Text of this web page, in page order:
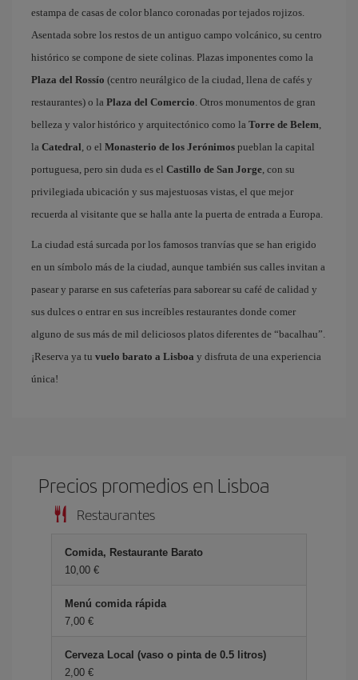
estampa de casas de color blanco coronadas por tejados rojizos.
Asentada sobre los restos de un antiguo campo volcánico, su centro
histórico se compone de siete colinas. Plazas imponentes como la
Plaza del Rossío (centro neurálgico de la ciudad, llena de cafés y
restaurantes) o la Plaza del Comercio. Otros monumentos de gran
belleza y valor histórico y arquitectónico como la Torre de Belem,
la Catedral, o el Monasterio de los Jerónimos pueblan la capital
portuguesa, pero sin duda es el Castillo de San Jorge, con su
privilegiada ubicación y sus majestuosas vistas, el que mejor
recuerda al visitante que se halla ante la puerta de entrada a Europa.
La ciudad está surcada por los famosos tranvías que se han erigido
en un símbolo más de la ciudad, aunque también sus calles invitan a
pasear y pararse en sus cafeterías para saborear su café de calidad y
sus dulces o entrar en sus increíbles restaurantes donde comer
alguno de sus más de mil deliciosos platos diferentes de “bacalhau”.
¡Reserva ya tu vuelo barato a Lisboa y disfruta de una experiencia
única!
Precios promedios en Lisboa
Restaurantes
Comida, Restaurante Barato
10,00 €
Menú comida rápida
7,00 €
Cerveza Local (vaso o pinta de 0.5 litros)
2,00 €